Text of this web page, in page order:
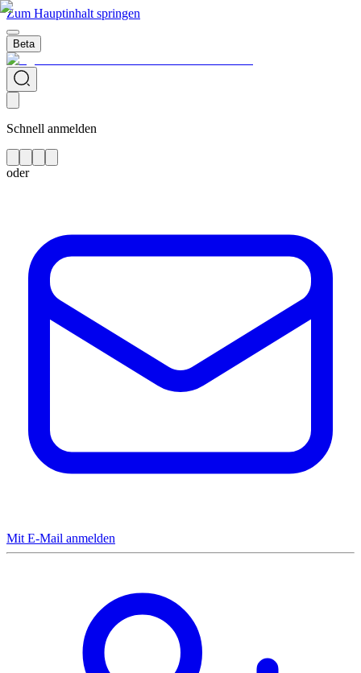
Zum Hauptinhalt springen
Beta
Schnell anmelden
oder
Mit E-Mail anmelden